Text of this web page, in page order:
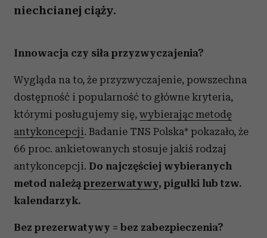
niechcianej ciąży.
Innowacja czy siła przyzwyczajenia?
Wygląda na to, że przyzwyczajenie, powszechna
dostępność i popularność to główne kryteria,
którymi posługujemy się, wybierając metodę
antykoncepcji. Badanie TNS Polska* pokazało, że
66 proc. ankietowanych stosuje jakiś rodzaj
antykoncepcji. Do najczęściej wybieranych
metod należą prezerwatywy, pigułki lub tzw.
kalendarzyk.
Bez prezerwatywy = bez zabezpieczenia?